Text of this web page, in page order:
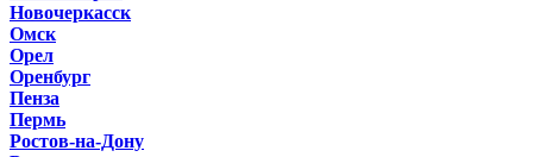
Новочеркасск
Омск
Орел
Оренбург
Пенза
Пермь
Ростов-на-Дону